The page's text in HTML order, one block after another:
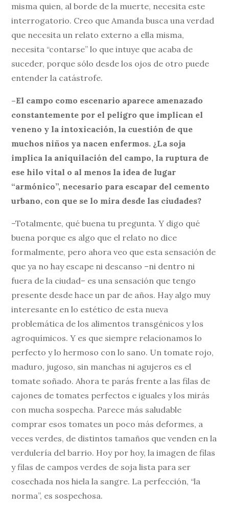
misma quien, al borde de la muerte, necesita este
interrogatorio. Creo que Amanda busca una verdad
que necesita un relato externo a ella misma,
necesita “contarse” lo que intuye que acaba de
suceder, porque sólo desde los ojos de otro puede
entender la catástrofe.
–El campo como escenario aparece amenazado
constantemente por el peligro que implican el
veneno y la intoxicación, la cuestión de que
muchos niños ya nacen enfermos. ¿La soja
implica la aniquilación del campo, la ruptura de
ese hilo vital o al menos la idea de lugar
“armónico”, necesario para escapar del cemento
urbano, con que se lo mira desde las ciudades?
–Totalmente, qué buena tu pregunta. Y digo qué
buena porque es algo que el relato no dice
formalmente, pero ahora veo que esta sensación de
que ya no hay escape ni descanso –ni dentro ni
fuera de la ciudad– es una sensación que tengo
presente desde hace un par de años. Hay algo muy
interesante en lo estético de esta nueva
problemática de los alimentos transgénicos y los
agroquímicos. Y es que siempre relacionamos lo
perfecto y lo hermoso con lo sano. Un tomate rojo,
maduro, jugoso, sin manchas ni agujeros es el
tomate soñado. Ahora te parás frente a las filas de
cajones de tomates perfectos e iguales y los mirás
con mucha sospecha. Parece más saludable
comprar esos tomates un poco más deformes, a
veces verdes, de distintos tamaños que venden en la
verdulería del barrio. Hoy por hoy, la imagen de filas
y filas de campos verdes de soja lista para ser
cosechada nos hiela la sangre. La perfección, “la
norma”, es sospechosa.